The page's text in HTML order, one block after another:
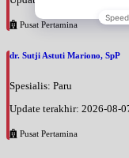
Pusat Pertamina
dr. Sutji Astuti Mariono, SpP
Spesialis: Paru
Update terakhir: 2026-08-
Pusat Pertamina